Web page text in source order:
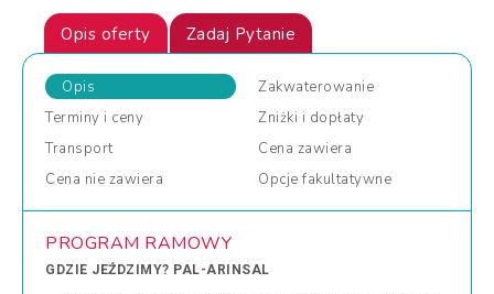
Opis oferty Zadaj Pytanie
Opis
Zakwaterowanie
Terminy i ceny Zniżki i dopłaty
Transport
Cena zawiera
Cena nie zawiera Opcje fakultatywne
PROGRAM RAMOWY
GDZIE JEŹDZIMY? PAL-ARINSAL